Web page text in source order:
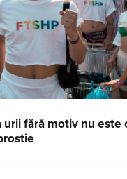
urii fără motiv nu este